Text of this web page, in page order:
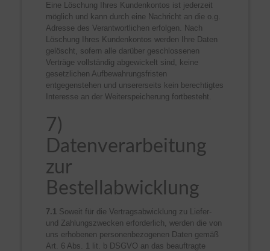
Eine Löschung Ihres Kundenkontos ist jederzeit
möglich und kann durch eine Nachricht an die o.g.
Adresse des Verantwortlichen erfolgen. Nach
Löschung Ihres Kundenkontos werden Ihre Daten
gelöscht, sofern alle darüber geschlossenen
Verträge vollständig abgewickelt sind, keine
gesetzlichen Aufbewahrungsfristen
entgegenstehen und unsererseits kein berechtigtes
Interesse an der Weiterspeicherung fortbesteht.
7)
Datenverarbeitung
zur
Bestellabwicklung
7.1 Soweit für die Vertragsabwicklung zu Liefer-
und Zahlungszwecken erforderlich, werden die von
uns erhobenen personenbezogenen Daten gemäß
Art. 6 Abs. 1 lit. b DSGVO an das beauftragte